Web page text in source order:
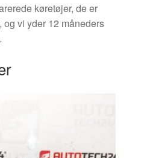
køretøjer, de er
vi yder 12 måneders